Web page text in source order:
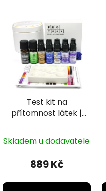
Test kit na
přítomnost látek |
Skladem u dodavatele
889 Kč